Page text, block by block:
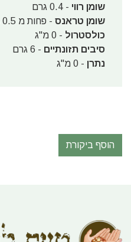
שומן רווי - 0.4 גרם
שומן טראנס - פחות מ 0.5 גרם
כולסטרול - 0 מ"ג
סיבים תזונתיים - 6 גרם
נתרן - 0 מ"ג
הוסף ביקורת